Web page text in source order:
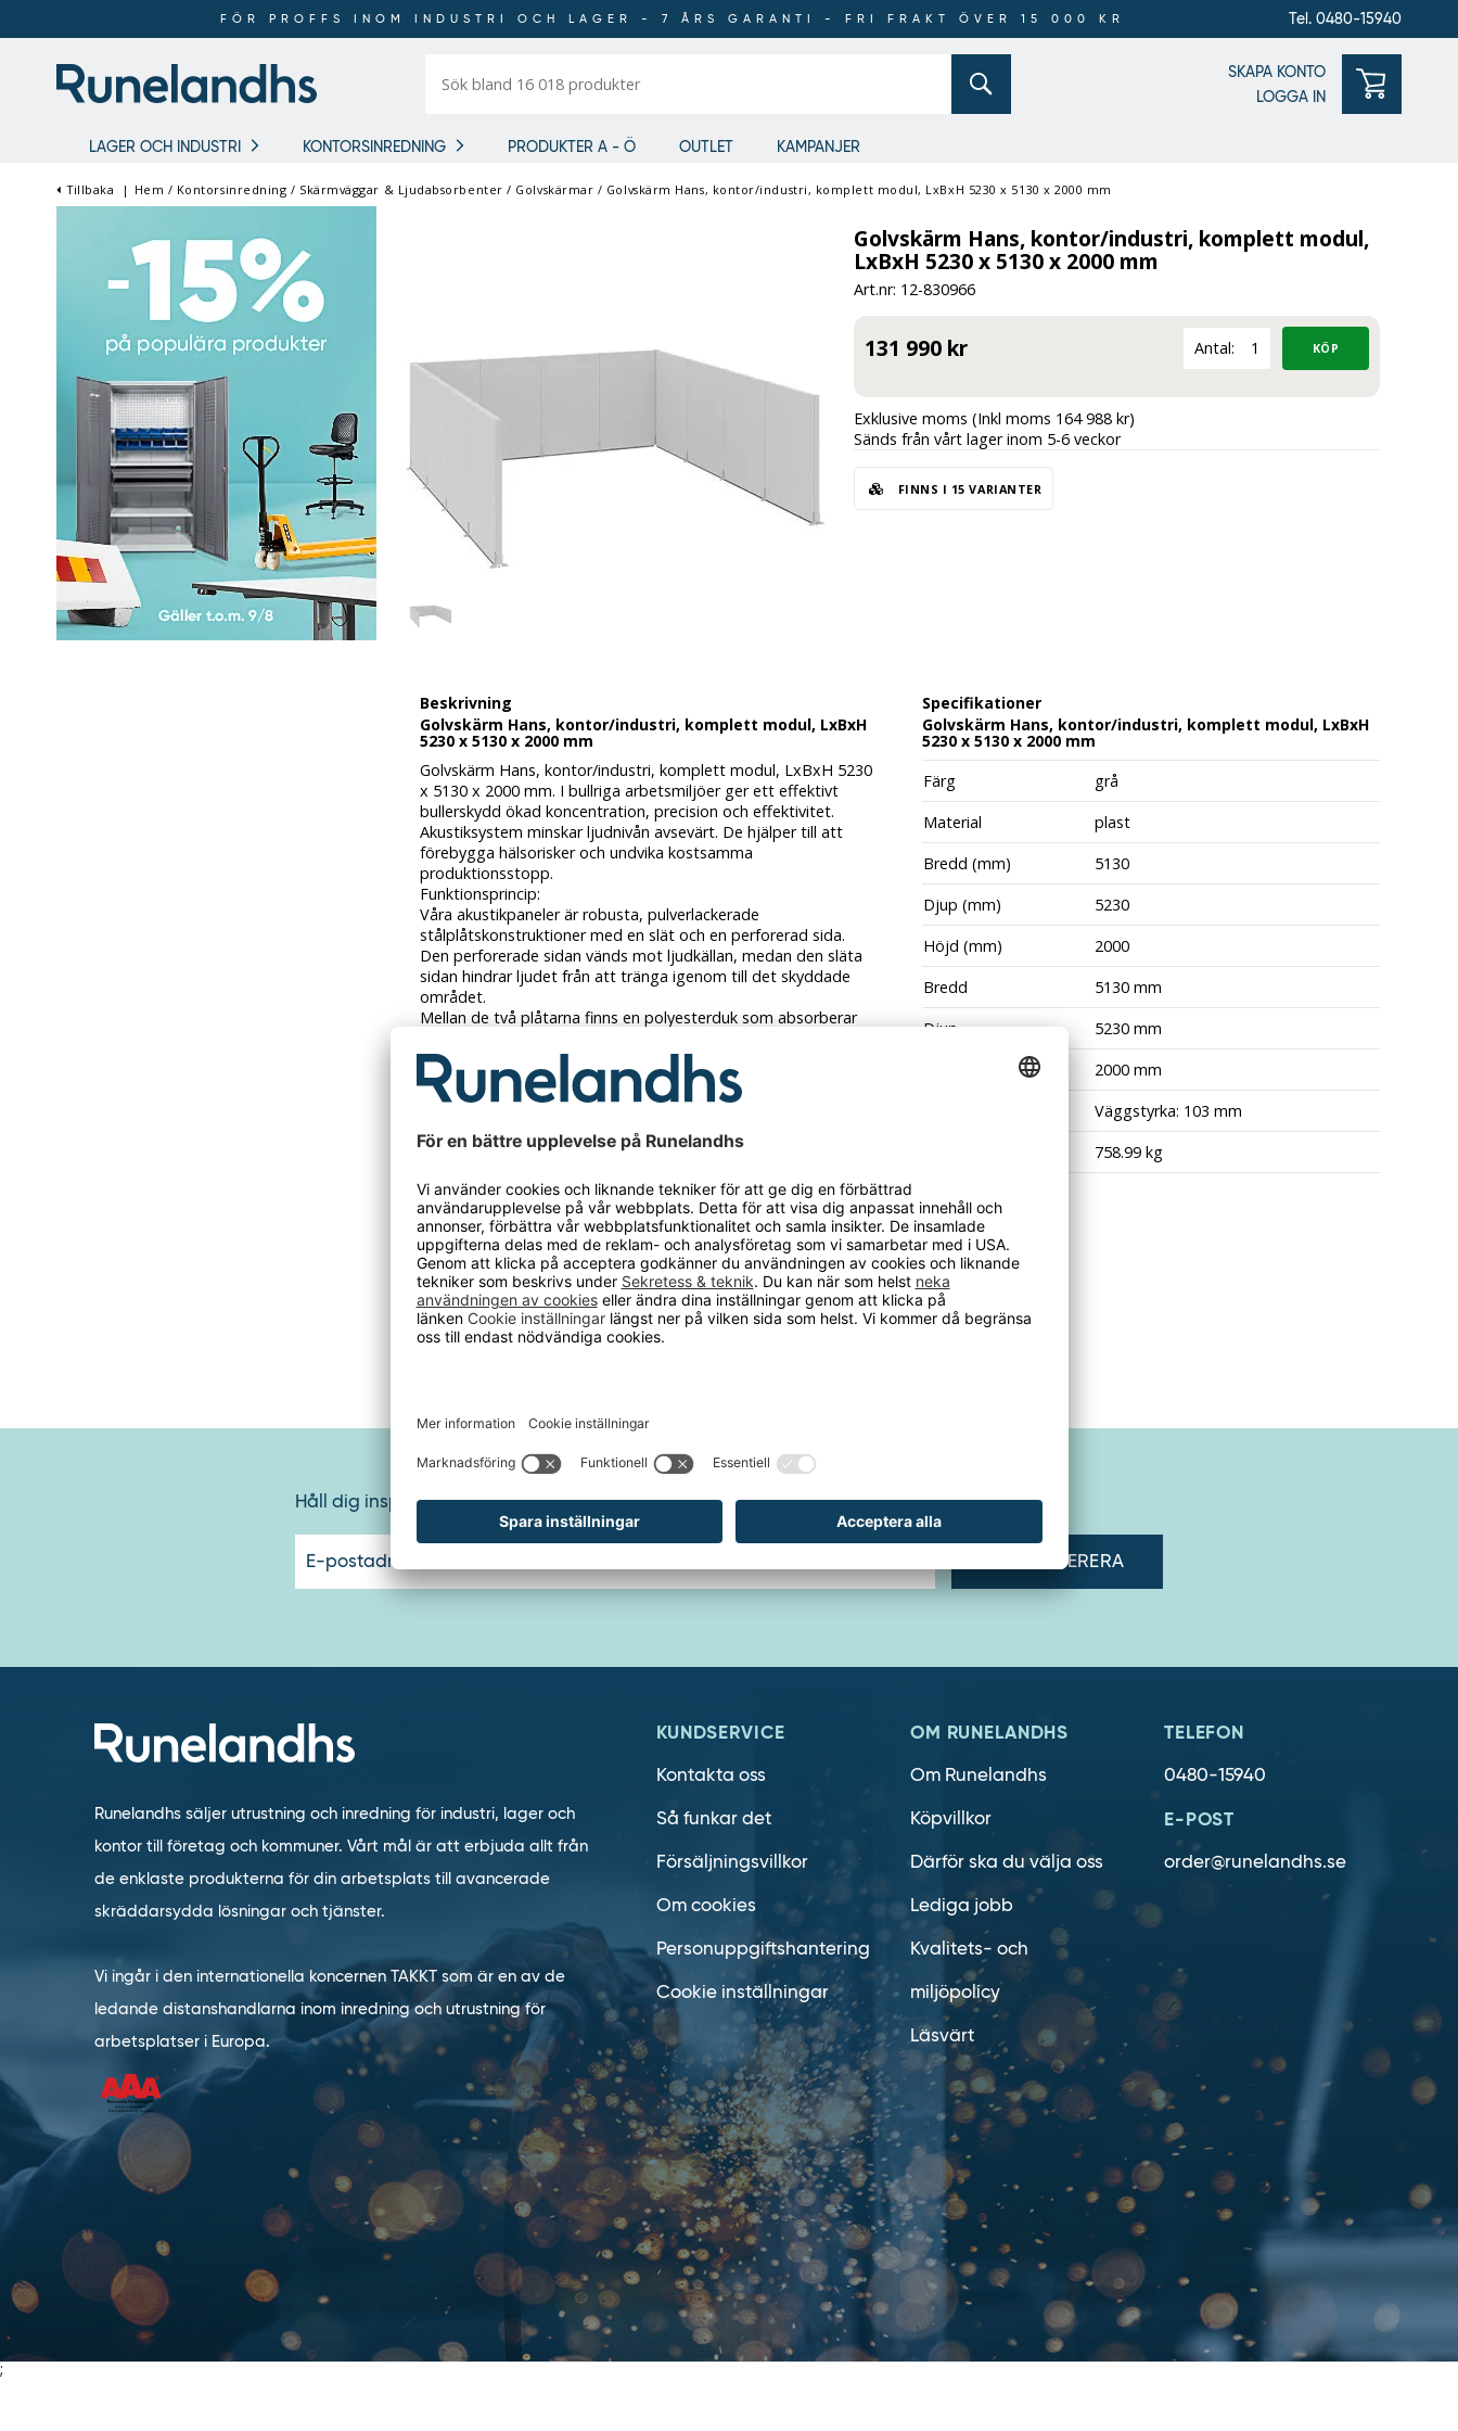
FÖR PROFFS INOM INDUSTRI OCH LAGER - 7 ÅRS GARANTI - FRI FRAKT ÖVER 15 000 KR Tel. 0480-15940
bland
SKAPA KONTO
LOGGA IN
LAGER OCH INDUSTRI KONTORSINREDNING PRODUKTER A - Ö OUTLET KAMPANJER
FÖR PROFFS INOM
INDUSTRI OCH LAGER
Tillbaka | Hem / Kontorsinredning / Skärmväggar & Ljudabsorbenter / Golvskärmar / Golvskärm Hans, kontor/industri, komplett modul, LxBxH 5230 x 5130 x 2000 mm
Golvskärm Hans, kontor/industri, komplett modul,
LxBxH 5230 x 5130 x 2000 mm
Art.nr: 12-830966
131 990 kr Antal:
Exklusive moms (Inkl moms 164 988 kr)
Sänds från vårt lager inom 5-6 veckor
FINNS I 15 VARIANTER
Beskrivning
Golvskärm Hans, kontor/industri, komplett modul, LxBxH
5230 x 5130 x 2000 mm
Golvskärm Hans, kontor/industri, komplett modul, LxBxH 5230
x 5130 x 2000 mm. I bullriga arbetsmiljöer ger ett effektivt
bullerskydd ökad koncentration, precision och effektivitet.
Akustiksystem minskar ljudnivån avsevärt. De hjälper till att
förebygga hälsorisker och undvika kostsamma
produktionsstopp.
Funktionsprincip:
Våra akustikpaneler är robusta, pulverlackerade
stålplåtskonstruktioner med en slät och en perforerad sida.
Den perforerade sidan vänds mot ljudkällan, medan den släta
sidan hindrar ljudet från att tränga igenom till det skyddade
området.
Mellan de två plåtarna finns en polyesterduk som absorberar
frekvensområde mellan 200 och 4000 Hz.
Enstaka moduler kan enkelt sättas ihop, och
systemkomponenter i olika storlekar ger nästan obegränsade
Golvanpassningar kompenserar för ojämnheter och minskar
färger finns på förfrågan.
- Rammaterial: stålplåt
- Väggmaterial: polyesterfiber
- Väggfärg: dammgrå RAL 7037
- Väggstyrka: 103 mmHöjd: 2000 mm
- Bredd: 5130 mm
- Djup: 5230 mm
- Vikt: 758.99 kg
Specifikationer
Golvskärm Hans, kontor/industri, komplett modul, LxBxH
5230 x 5130 x 2000 mm
Färg
grå
Material
plast
Bredd (mm)
5130
Djup (mm)
5230
Höjd (mm)
2000
Bredd
5130 mm
Djup
5230 mm
2000 mm
Väggstyrka: 103 mm
758.99 kg
Håll dig inspirerad och ta del av våra nyheter och kampanjer
E-
postadress"
Runelandhs säljer utrustning och inredning för industri, lager och
kontor till företag och kommuner. Vårt mål är att erbjuda allt från
de enklaste produkterna för din arbetsplats till avancerade
skräddarsydda lösningar och tjänster.
Vi ingår i den internationella koncernen TAKKT som är en av de
ledande distanshandlarna inom inredning och utrustning för
arbetsplatser i Europa.
KUNDSERVICE
Kontakta oss
Så funkar det
Försäljningsvillkor
Om cookies
Personuppgiftshantering
Cookie inställningar
OM RUNELANDHS
Om Runelandhs
Köpvillkor
Därför ska du välja oss
Lediga jobb
Kvalitets- och
miljöpolicy
Läsvärt
TELEFON
0480-15940
E-POST
order@runelandhs.se
;